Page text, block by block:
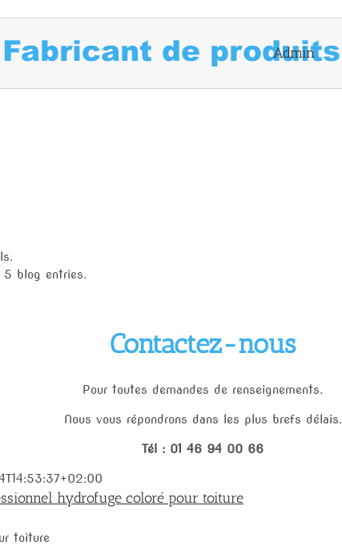
Admin
5 blog entries.
Contactez-nous
Pour toutes demandes de renseignements.
Nous vous répondrons dans les plus brefs délais.
Tél : 01 46 94 00 66
hydrofuge coloré pour toiture
toiture